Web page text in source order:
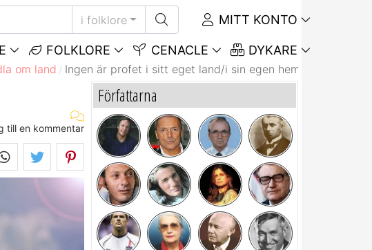
i folklore MITT KONTO
FOLKLORE CENACLE DYKARE
om land Ingen är profet i sitt eget land/i sin egen hemstad.
till en kommentar
Författarna